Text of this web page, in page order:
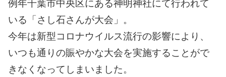
例年千葉市中央区にある神明神社にて行われて
いる「さし石さんが大会」。
今年は新型コロナウイルス流行の影響により、
いつも通りの賑やかな大会を実施することがで
きなくなってしまいました。